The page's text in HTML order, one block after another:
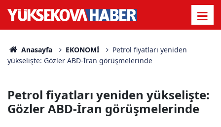
Anasayfa EKONOMİ
Petrol fiyatları yeniden
yükselişte: Gözler ABD-İran görüşmelerinde
Petrol fiyatları yeniden yükselişte:
Gözler ABD-İran görüşmelerinde